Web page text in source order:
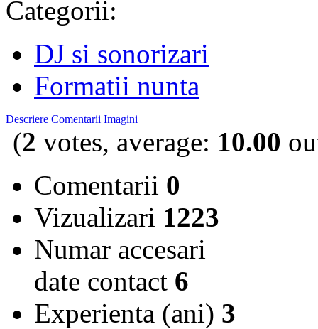
Categorii:
DJ si sonorizari
Formatii nunta
Descriere Comentarii Imagini
(2 votes, average: 10.00
Comentarii 0
Vizualizari 1223
Numar accesari
date contact 6
Experienta (ani) 3